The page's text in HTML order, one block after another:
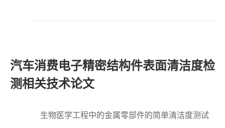
汽车消费电子精密结构件表面清洁度检
测相关技术论文
生物医学工程中的金属零部件的简单清洁度测试